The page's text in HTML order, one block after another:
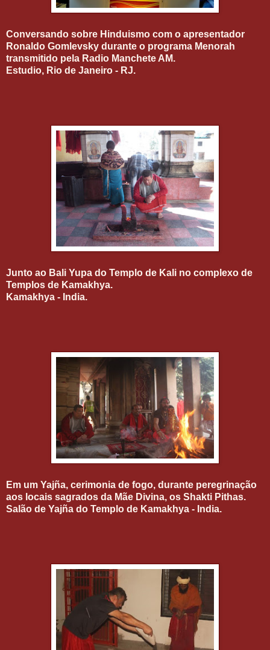
Conversando sobre Hinduismo com o apresentador
Ronaldo Gomlevsky durante o programa Menorah
transmitido pela Radio Manchete AM.
Estudio, Rio de Janeiro - RJ.
Junto ao Bali Yupa do Templo de Kali no complexo de
Templos de Kamakhya.
Kamakhya - India.
Em um Yajña, cerimonia de fogo, durante peregrinação
aos locais sagrados da Mãe Divina, os Shakti Pithas.
Salão de Yajña do Templo de Kamakhya - India.